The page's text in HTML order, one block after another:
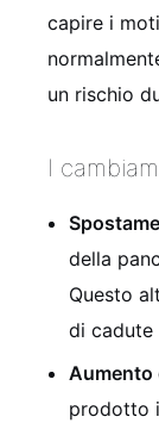
capire i
un rischio
I
della
Questo
di cadute
Aumento
prodotto